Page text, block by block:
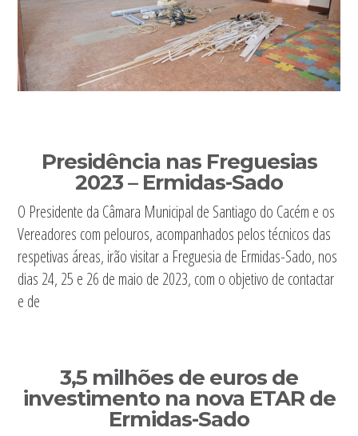
Presidência nas Freguesias
2023 – Ermidas-Sado
O Presidente da Câmara Municipal de Santiago do Cacém e os
Vereadores com pelouros, acompanhados pelos técnicos das
respetivas áreas, irão visitar a Freguesia de Ermidas-Sado, nos
dias 24, 25 e 26 de maio de 2023, com o objetivo de contactar
e de
3,5 milhões de euros de
investimento na nova ETAR de
Ermidas-Sado